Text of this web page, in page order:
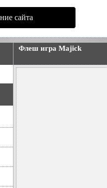
сайта
Флеш игра Majick